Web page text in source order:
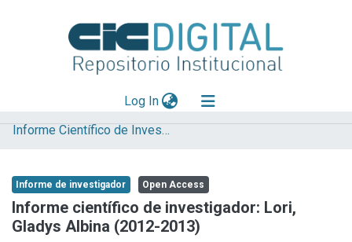
Log In(current)
Explorar
Aportar material
Statistics
Informe Científico de Investigador
Informe de investigador Open Access
Informe científico de investigador: Lori,
Gladys Albina (2012-2013)